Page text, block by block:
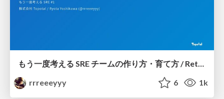
rrreeeyyy
6 1k